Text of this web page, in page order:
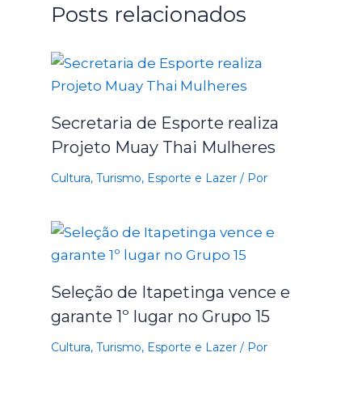
Posts relacionados
Secretaria de Esporte realiza
Projeto Muay Thai Mulheres
Cultura, Turismo, Esporte e Lazer/ Por
Seleção de Itapetinga vence e
garante 1º lugar no Grupo 15
Cultura, Turismo, Esporte e Lazer/ Por